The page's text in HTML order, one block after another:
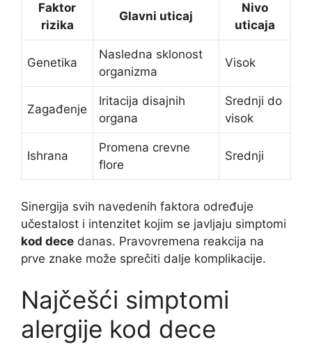
Faktor
rizika
Glavni uticaj
Nivo
uticaja
Genetika
Nasledna sklonost
organizma
Visok
Zagađenje
Iritacija disajnih
organa
Srednji do
visok
Ishrana
Promena crevne
flore
Srednji
Sinergija svih navedenih faktora određuje
učestalost i intenzitet kojim se javljaju simptomi
kod dece danas. Pravovremena reakcija na
prve znake može sprečiti dalje komplikacije.
Najčešći simptomi
alergije kod dece